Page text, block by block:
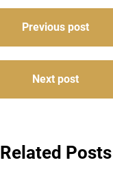
Previous post
Next post
Related Posts